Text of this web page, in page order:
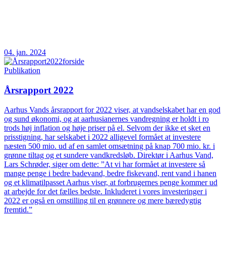
04. jan. 2024
Publikation
Årsrapport 2022
Aarhus Vands årsrapport for 2022 viser, at vandselskabet har en god
og sund økonomi, og at aarhusianernes vandregning er holdt i ro
trods høj inflation og høje priser på el. Selvom der ikke et sket en
prisstigning, har selskabet i 2022 alligevel formået at investere
næsten 500 mio. ud af en samlet omsætning på knap 700 mio. kr. i
grønne tiltag og et sundere vandkredsløb. Direktør i Aarhus Vand,
Lars Schrøder, siger om dette: ”At vi har formået at investere så
mange penge i bedre badevand, bedre fiskevand, rent vand i hanen
og et klimatilpasset Aarhus viser, at forbrugernes penge kommer ud
at arbejde for det fælles bedste. Inkluderet i vores investeringer i
2022 er også en omstilling til en grønnere og mere bæredygtig
fremtid.”